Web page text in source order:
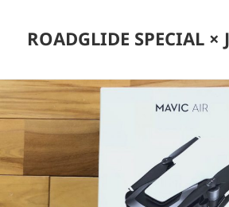
ROADGLIDE SPECIAL ×